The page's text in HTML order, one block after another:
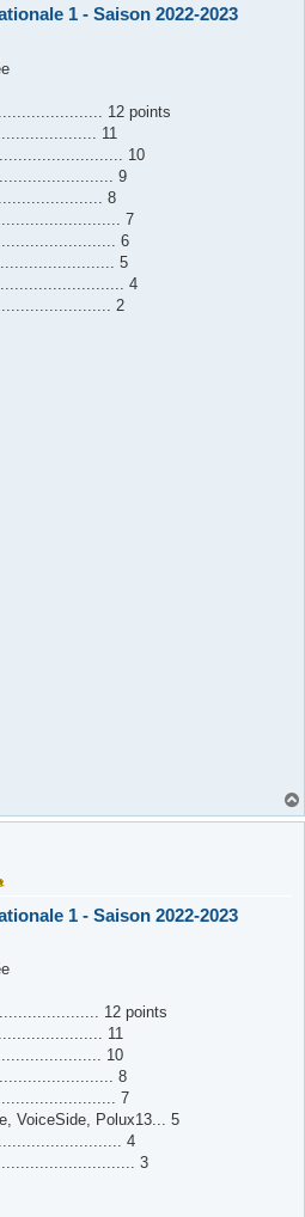
1 - Saison 2022-2023
12 points
11
10
9
8
7
6
5
4
2
1 - Saison 2022-2023
12 points
11
10
8
7
VoiceSide, Polux13... 5
4
3